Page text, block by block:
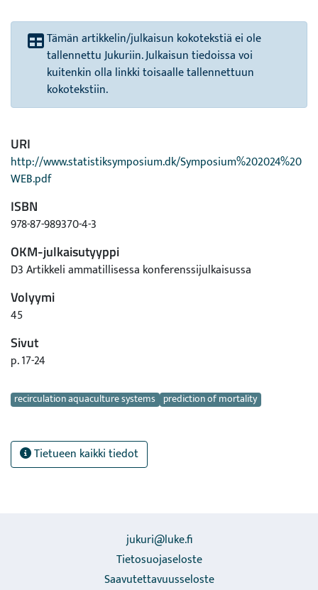
Tämän artikkelin/julkaisun kokotekstiä ei ole
tallennettu Jukuriin. Julkaisun tiedoissa voi
kuitenkin olla linkki toisaalle tallennettuun
kokotekstiin.
URI
http://www.statistiksymposium.dk/Symposium%202024%20
WEB.pdf
ISBN
978-87-989370-4-3
OKM-julkaisutyyppi
D3 Artikkeli ammatillisessa konferenssijulkaisussa
Volyymi
45
Sivut
p. 17-24
Avainsanat
recirculation aquaculture systems prediction of mortality
Tietueen kaikki tiedot
jukuri@luke.fi
Tietosuojaseloste
Saavutettavuusseloste